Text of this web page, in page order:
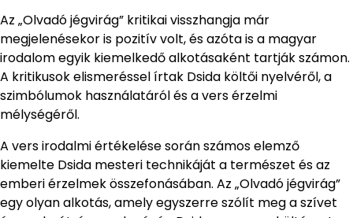
Az „Olvadó jégvirág” kritikai visszhangja már
megjelenésekor is pozitív volt, és azóta is a magyar
irodalom egyik kiemelkedő alkotásaként tartják számon.
A kritikusok elismeréssel írtak Dsida költői nyelvéről, a
szimbólumok használatáról és a vers érzelmi
mélységéről.
A vers irodalmi értékelése során számos elemző
kiemelte Dsida mesteri technikáját a természet és az
emberi érzelmek összefonásában. Az „Olvadó jégvirág”
egy olyan alkotás, amely egyszerre szólít meg a szívet